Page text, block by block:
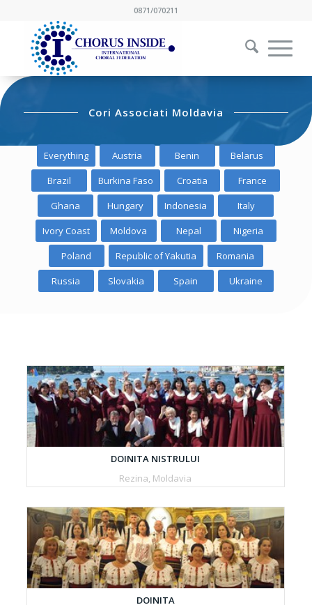
0871/070211
Cori Associati Moldavia
Everything Austria Benin
Belarus
Brazil
Burkina Faso Croatia
France
Ghana
Hungary Indonesia
Italy
Ivory Coast
Moldova Nepal
Nigeria
Poland
Republic of Yakutia
Romania
Russia
Slovakia Spain Ukraine
DOINITA NISTRULUI
Rezina, Moldavia
DOINITA